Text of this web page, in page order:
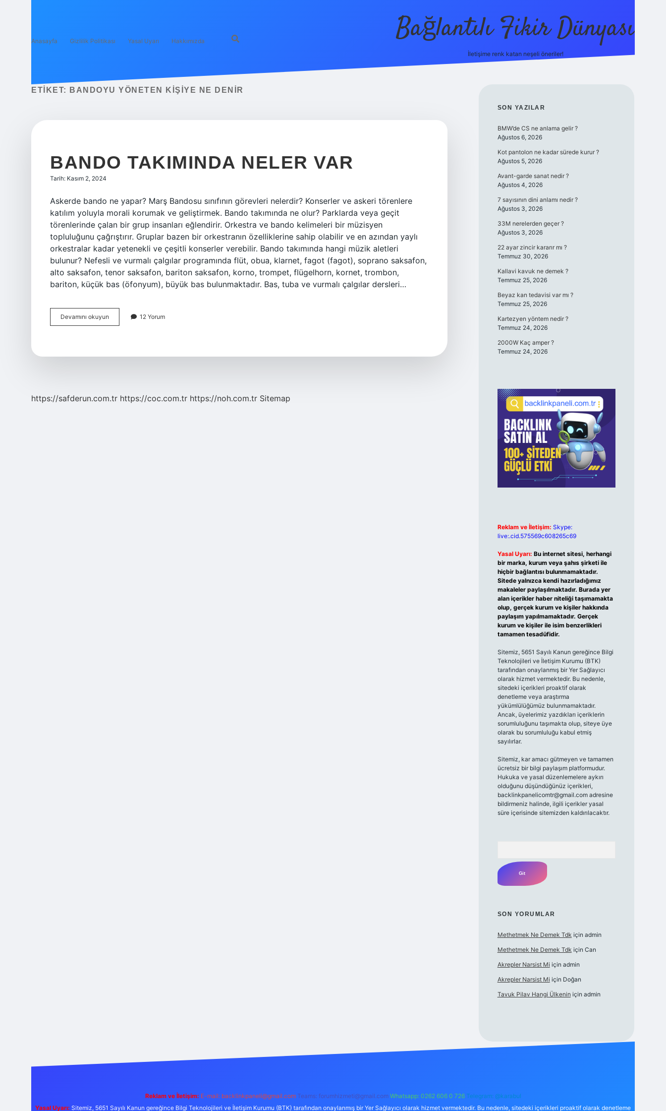
Anasayfa Gizlilik Politikası Yasal Uyarı Hakkımızda Bağlantılı Fikir Dünyası
İletişime renk katan neşeli öneriler!
ETIKET: BANDOYU YÖNETEN KIŞIYE NE DENIR
BANDO TAKIMINDA NELER VAR
Tarih: Kasım 2, 2024
Askerde bando ne yapar? Marş Bandosu sınıfının görevleri nelerdir? Konserler ve askeri törenlere
katılım yoluyla morali korumak ve geliştirmek. Bando takımında ne olur? Parklarda veya geçit
törenlerinde çalan bir grup insanları eğlendirir. Orkestra ve bando kelimeleri bir müzisyen
topluluğunu çağrıştırır. Gruplar bazen bir orkestranın özelliklerine sahip olabilir ve en azından yaylı
orkestralar kadar yetenekli ve çeşitli konserler verebilir. Bando takımında hangi müzik aletleri
bulunur? Nefesli ve vurmalı çalgılar programında flüt, obua, klarnet, fagot (fagot), soprano saksafon,
alto saksafon, tenor saksafon, bariton saksafon, korno, trompet, flügelhorn, kornet, trombon,
bariton, küçük bas (öfonyum), büyük bas bulunmaktadır. Bas, tuba ve vurmalı çalgılar dersleri…
Devamını okuyun
Takımında
12 Yorum
https://safderun.com.tr https://coc.com.tr https://noh.com.tr Sitemap
SIDEBAR
SON YAZILAR
BMW’de CS ne anlama gelir ?
Ağustos 6, 2026
Kot pantolon ne kadar sürede kurur ?
Ağustos 5, 2026
Avant-garde sanat nedir ?
Ağustos 4, 2026
7 sayısının dini anlamı nedir ?
Ağustos 3, 2026
33M nerelerden geçer ?
Ağustos 3, 2026
22 ayar zincir kararır mı ?
Temmuz 30, 2026
Kallavi kavuk ne demek ?
Temmuz 25, 2026
Beyaz kan tedavisi var mı ?
Temmuz 25, 2026
Kartezyen yöntem nedir ?
Temmuz 24, 2026
2000W Kaç amper ?
Temmuz 24, 2026
Reklam ve İletişim: Skype:
live:.cid.575569c608265c69
Yasal Uyarı: Bu internet sitesi, herhangi
bir marka, kurum veya şahıs şirketi ile
hiçbir bağlantısı bulunmamaktadır.
Sitede yalnızca kendi hazırladığımız
makaleler paylaşılmaktadır. Burada yer
alan içerikler haber niteliği taşımamakta
olup, gerçek kurum ve kişiler hakkında
paylaşım yapılmamaktadır. Gerçek
kurum ve kişiler ile isim benzerlikleri
tamamen tesadüfidir.
Sitemiz, 5651 Sayılı Kanun gereğince Bilgi
Teknolojileri ve İletişim Kurumu (BTK)
tarafından onaylanmış bir Yer Sağlayıcı
olarak hizmet vermektedir. Bu nedenle,
sitedeki içerikleri proaktif olarak
denetleme veya araştırma
yükümlülüğümüz bulunmamaktadır.
Ancak, üyelerimiz yazdıkları içeriklerin
sorumluluğunu taşımakta olup, siteye üye
olarak bu sorumluluğu kabul etmiş
sayılırlar.
Sitemiz, kar amacı gütmeyen ve tamamen
ücretsiz bir bilgi paylaşım platformudur.
Hukuka ve yasal düzenlemelere aykırı
olduğunu düşündüğünüz içerikleri,
backlinkpanelicomtr@gmail.comadresine
bildirmeniz halinde, ilgili içerikler yasal
süre içerisinde sitemizden kaldırılacaktır.
SON YORUMLAR
Methetmek Ne Demek Tdk için admin
Methetmek Ne Demek Tdk için Can
Akrepler Narsist Mi için admin
Akrepler Narsist Mi için Doğan
Tavuk Pilav Hangi Ülkenin için admin
Reklam ve İletişim: E-mail: backlinkpaneli@gmail.com Teams: forumhizmeti@gmail.com Whatsapp: 0262 606 0 726 Telegram: @karabul
Yasal Uyarı: Sitemiz, 5651 Sayılı Kanun gereğince Bilgi Teknolojileri ve İletişim Kurumu (BTK) tarafından onaylanmış bir Yer Sağlayıcı olarak hizmet vermektedir. Bu nedenle, sitedeki içerikleri proaktif olarak denetleme